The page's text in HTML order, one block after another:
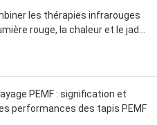
les thérapies infrarouges
rouge, la chaleur et le jade
PEMF : signification et
performances des tapis PEMF